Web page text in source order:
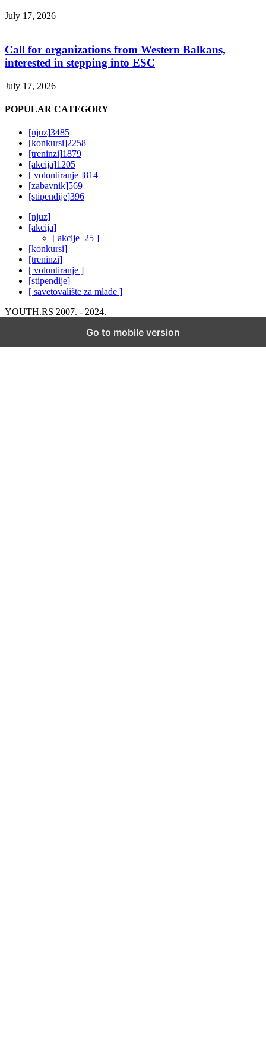
July 17, 2026
Call for organizations from Western Balkans,
interested in stepping into ESC
July 17, 2026
POPULAR CATEGORY
[njuz]3485
[konkursi]2258
[treninzi]1879
[akcija]1205
[ volontiranje ]814
[zabavnik]569
[stipendije]396
[njuz]
[akcija]
[ akcije_25 ]
[konkursi]
[treninzi]
[ volontiranje ]
[stipendije]
[ savetovalište za mlade ]
YOUTH.RS 2007. - 2024.
Go to mobile version